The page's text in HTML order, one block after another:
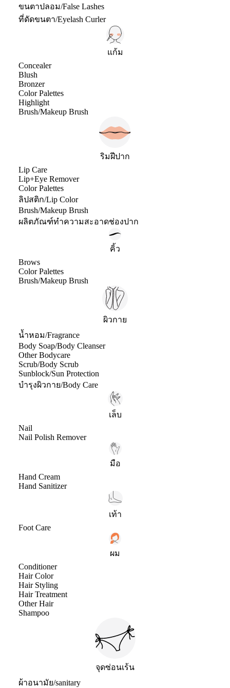
ขนตาปลอม/False Lashes
ที่ดัดขนตา/Eyelash Curler
แก้ม
Concealer
Blush
Bronzer
Color Palettes
Highlight
Brush/Makeup Brush
ริมฝีปาก
Lip Care
Lip+Eye Remover
Color Palettes
ลิปสติก/Lip Color
Brush/Makeup Brush
ผลิตภัณฑ์ทำความสะอาดช่องปาก
คิ้ว
Brows
Color Palettes
Brush/Makeup Brush
ผิวกาย
น้ำหอม/Fragrance
Body Soap/Body Cleanser
Other Bodycare
Scrub/Body Scrub
Sunblock/Sun Protection
บำรุงผิวกาย/Body Care
เล็บ
Nail
Nail Polish Remover
มือ
Hand Cream
Hand Sanitizer
เท้า
Foot Care
ผม
Conditioner
Hair Color
Hair Styling
Hair Treatment
Other Hair
Shampoo
จุดซ่อนเร้น
ผ้าอนามัย/sanitary